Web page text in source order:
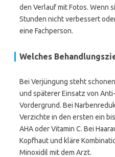
den Verlauf mit Fotos. Wenn
Stunden nicht verbessert
eine Fachperson.
Welches
Bei Verjüngung steht
und späterer Einsatz von
Vordergrund. Bei
Verzichte in den ersten ein
AHA oder Vitamin C. Bei
Kopfhaut und kläre
Minoxidil mit dem Arzt.